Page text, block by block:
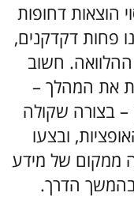
הוצאות דחופות
פחות דקדקנים,
חשוב
את המהלך –
בצורה שקולה
ובצעו
של מידע
הדרך.